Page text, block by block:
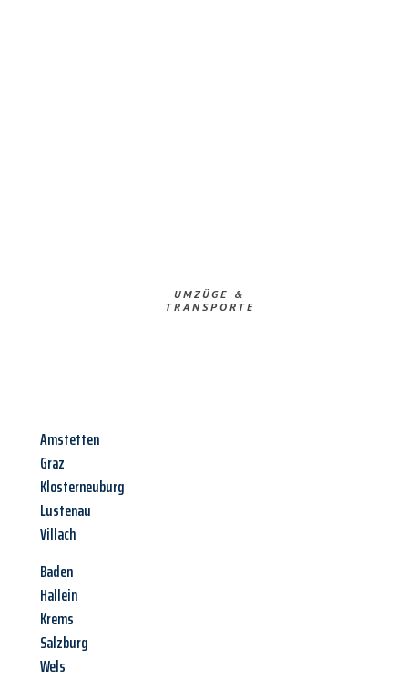
UMZÜGE &
TRANSPORTE
Amstetten
Graz
Klosterneuburg
Lustenau
Villach
Baden
Hallein
Krems
Salzburg
Wels